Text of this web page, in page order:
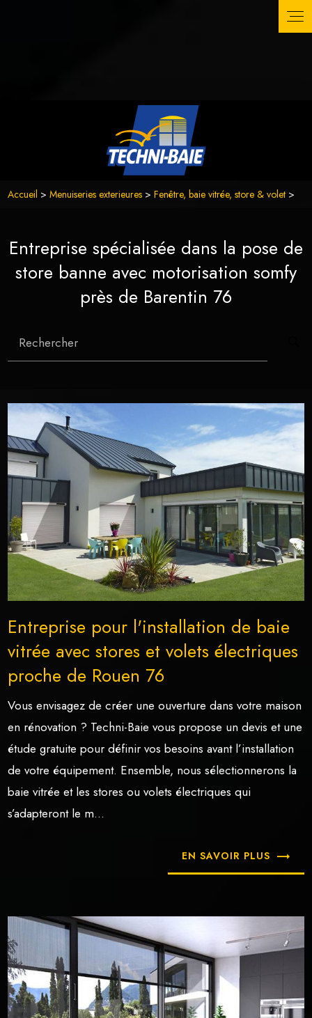
Faites confiance à Techni-Baie, l'artisan RGE spécialisé dans
Accueil >Menuiseries exterieures >Fenêtre, baie vitrée, store & volet >
Entreprise spécialisée dans la pose de
store banne avec motorisation somfy
près de Barentin 76
Rechercher
Entreprise pour l'installation de baie
vitrée avec stores et volets électriques
proche de Rouen 76
Vous envisagez de créer une ouverture dans votre maison
en rénovation ? Techni-Baie vous propose un devis et une
étude gratuite pour définir vos besoins avant l’installation
de votre équipement. Ensemble, nous sélectionnerons la
baie vitrée et les stores ou volets électriques qui
s’adapteront le m...
EN SAVOIR PLUS